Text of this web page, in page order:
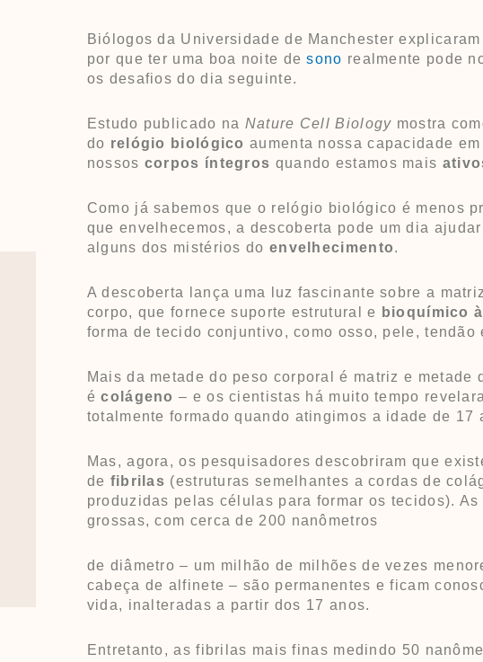
Biólogos da Universidade de Manchester
por que ter uma boa noite desono realmente pode
os desafios do dia seguinte.
Estudo publicado na Nature Cell Biology mostra
do relógio biológico aumenta nossa capacidade em
nossos corpos íntegros quando estamos mais
Como já sabemos que o relógio biológico é menos
que envelhecemos, a descoberta pode um dia
alguns dos mistérios do envelhecimento.
A descoberta lança uma luz fascinante sobre a
corpo, que fornece suporte estrutural e
bioquímico
forma de tecido conjuntivo, como osso, pele, tendão
Mais da metade do peso corporal é matriz e metade
écolágeno – e os cientistas há muito tempo
totalmente formado quando atingimos a idade de 17
Mas, agora, os pesquisadores descobriram que
de fibrilas (estruturas semelhantes a cordas de
produzidas pelas células para formar os tecidos).
grossas, com cerca de 200 nanômetros
de diâmetro – um milhão de milhões de vezes
cabeça de alfinete – são permanentes e ficam
vida, inalteradas a partir dos 17 anos.
Entretanto, as fibrilas mais finas medindo 50